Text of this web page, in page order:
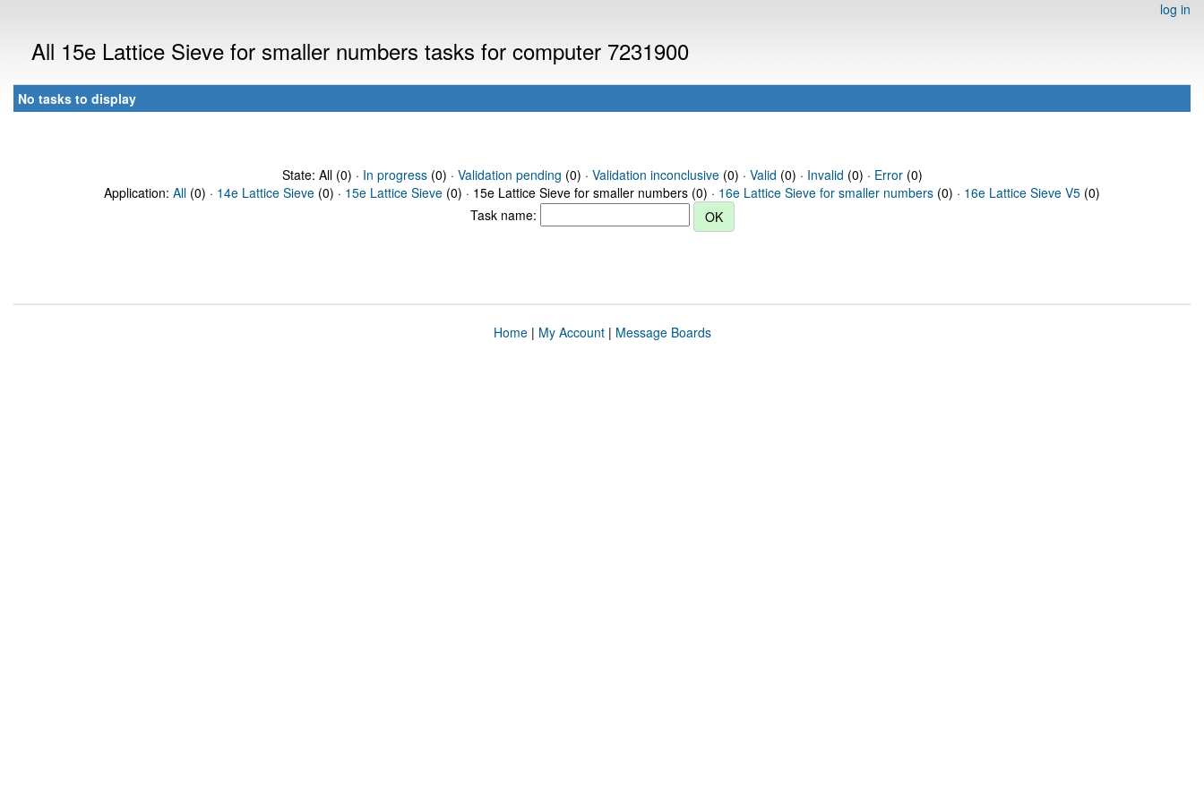
log in
All 15e Lattice Sieve for smaller numbers tasks for computer 7231900
No tasks to display
State: All (0) · In progress(0) · Validation pending (0) · Validation inconclusive(0) · Valid (0) · Invalid (0) · Error(0)
Application: All (0) · 14e Lattice Sieve (0) · 15e Lattice Sieve (0) · 15e Lattice Sieve for smaller numbers (0) · 16e Lattice Sieve for smaller numbers (0) · 16e Lattice Sieve V5 (0)
Task name:
Home| My Account| Message Boards